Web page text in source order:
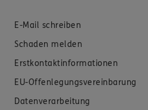
E-Mail schreiben
Schaden melden
Erstkontaktinformationen
EU-Offenlegungsvereinbarung
Datenverarbeitung